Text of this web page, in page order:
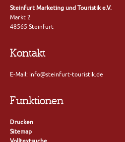
Steinfurt Marketing und Touristik e.V.
Markt 2
48565 Steinfurt
Kontakt
E-Mail: info@steinfurt-touristik.de
Funktionen
Drucken
Sitemap